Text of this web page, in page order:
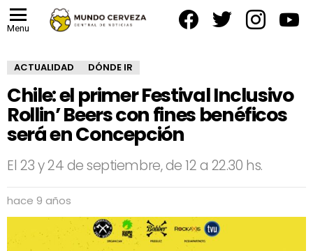
Menu
ACTUALIDAD DÓNDE IR
Chile: el primer Festival Inclusivo
Rollin’ Beers con fines benéficos
será en Concepción
El 23 y 24 de septiembre, de 12 a 22.30 hs.
hace 9 años